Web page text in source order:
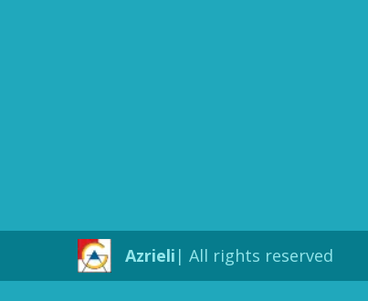
All rights reserved |
Azrieli